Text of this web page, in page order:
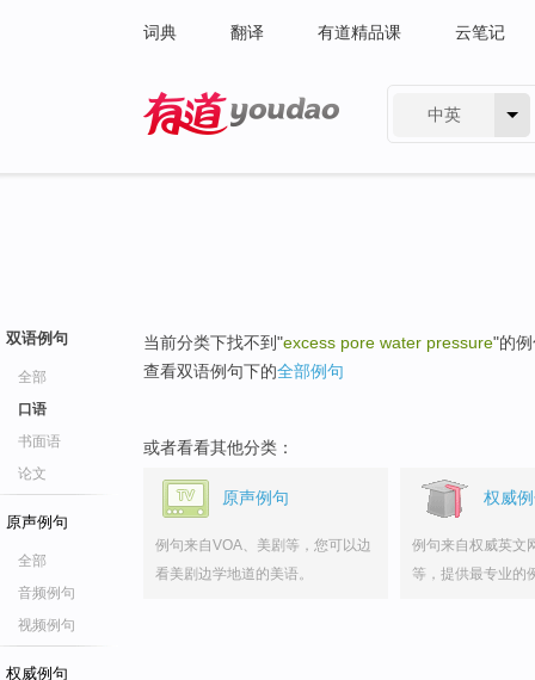
词典 翻译 有道精品课 云笔记
中英
双语例句
全部
口语
书面语
论文
原声例句
全部
音频例句
视频例句
权威例句
当前分类下找不到"excess pore water pressure"的
查看双语例句下的全部例句
或者看看其他分类：
原声例句
例句来自VOA、美剧等，您可以边
看美剧边学地道的美语。
权威
例句来自权威英文
等，提供最专业的